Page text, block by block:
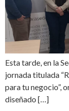
Esta tarde, en la
jornada titulada
para tu negocio”,
diseñado […]